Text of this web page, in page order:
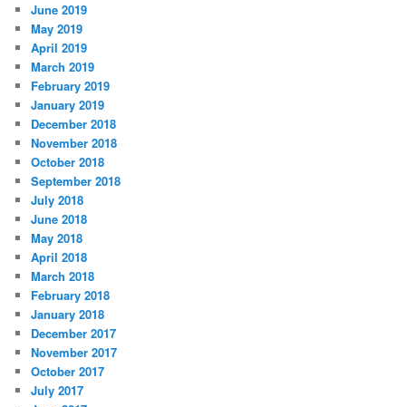
June 2019
May 2019
April 2019
March 2019
February 2019
January 2019
December 2018
November 2018
October 2018
September 2018
July 2018
June 2018
May 2018
April 2018
March 2018
February 2018
January 2018
December 2017
November 2017
October 2017
July 2017